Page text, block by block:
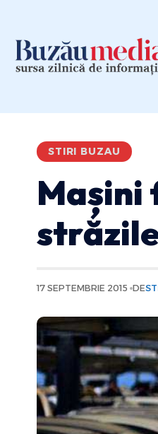
STIRI BUZAU
Mașini
17 SEPTEMBRIE 2015 DE